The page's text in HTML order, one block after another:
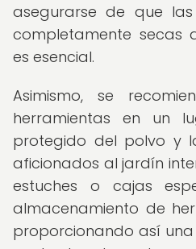
asegurarse de que
completamente secas
es esencial.
Asimismo, se
herramientas en un
protegido del polvo y
aficionados al jardín
estuches o cajas
almacenamiento de
proporcionando así